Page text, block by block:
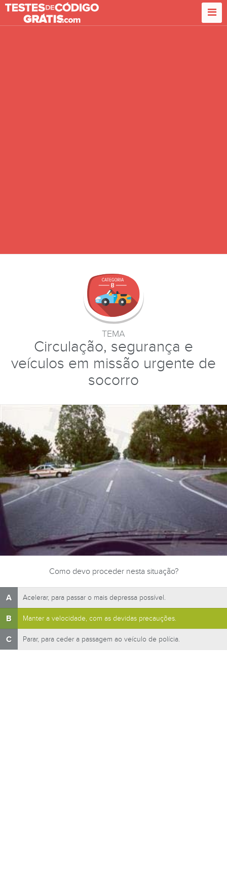
TEMA
Circulação, segurança e
veículos em missão urgente de
socorro
Como devo proceder nesta situação?
A Acelerar, para passar o mais depressa possível.
B Manter a velocidade, com as devidas precauções.
C Parar, para ceder a passagem ao veículo de polícia.